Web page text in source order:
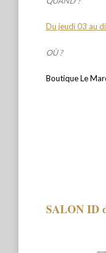
Du jeudi 03 au
OÙ ?
Boutique Le
SALON ID